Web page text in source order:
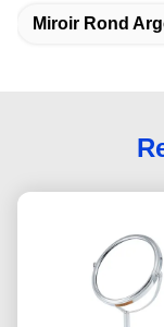
Miroir Rond